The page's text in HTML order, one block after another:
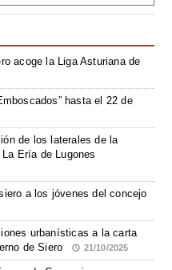
acoge la Liga Asturiana de
hasta el 22 de
de los laterales de la
Ería de Lugones
a los jóvenes del concejo
urbanísticas a la carta
de Siero
21/10/2025